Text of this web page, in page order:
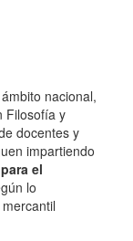
nacional,
Filosofía y
docentes y
impartiendo
el
lo